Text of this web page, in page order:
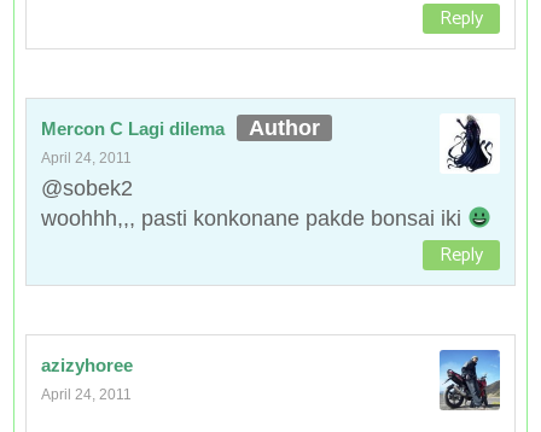
Reply
Mercon C Lagi dilema
April 24, 2011
@sobek2
woohhh,,, pasti konkonane pakde bonsai iki
Reply
azizyhoree
April 24, 2011